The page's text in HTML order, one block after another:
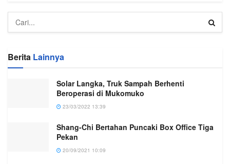
Berita Lainnya
Solar Langka, Truk Sampah Berhenti
Beroperasi di Mukomuko
23/03/2022 13:39
Shang-Chi Bertahan Puncaki Box Office Tiga
Pekan
20/09/2021 10:09